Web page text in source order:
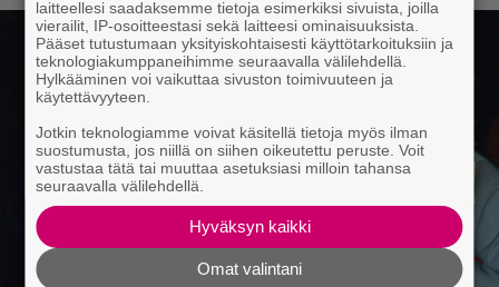
laitteellesi saadaksemme tietoja esimerkiksi sivuista, joilla
vierailit, IP-osoitteestasi sekä laitteesi ominaisuuksista.
Pääset tutustumaan yksityiskohtaisesti käyttötarkoituksiin ja
teknologiakumppaneihimme seuraavalla välilehdellä.
Hylkääminen voi vaikuttaa sivuston toimivuuteen ja
käytettävyyteen.
Jotkin teknologiamme voivat käsitellä tietoja myös ilman
suostumusta, jos niillä on siihen oikeutettu peruste. Voit
vastustaa tätä tai muuttaa asetuksiasi milloin tahansa
seuraavalla välilehdellä.
Hyväksyn kaikki
Omat valintani